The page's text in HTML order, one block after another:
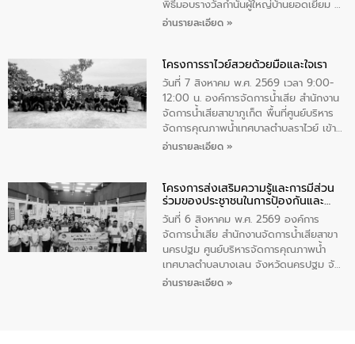
เพื่อถวายเป็นพระราชกุศล สมเด็จพระนาง
เจ้าสิริกิติ์พระบรมราชินีนาถ พระบรมราช
พิธีมอบรางวัลกำนันผู้ใหญ่บ้านยอดเยี่ยม ณ
ทำเนียบรัฐบาล โดยมีนายอนุทิน ชาญวีรกูล
ทองคำและประกาศเกียรติคุณให้แก่ กำนัน
ผู้ใหญ่บ้านยอดเยี่ยม พร้อมกล่าวชื่นชม ให้
โอวาท และมอบนโยบาย
อ่านรายละเอียด »
โครงการราไวย์สวยด้วยมือและใจเรา
วันที่ 7 สิงหาคม พ.ศ. 2569 เวลา 9:00-
12:00 น. องค์การจัดการน้ำเสีย สำนักงาน
จัดการน้ำเสียสาขาภูเก็ต พื้นที่ศูนย์บริหาร
จัดการคุณภาพน้ำเทศบาลตำบลราไวย์ เข้า
ร่วมโครงการราไวย์สวยด้วยมือและใจเรา
ประชาชน ตัวแทนจากโรงแรมต่างๆ ในเขต
เทศบาลตำบลราไวย์ ศูนย์บริหารจัดการ
คุณภาพน้ำเทศบาลตำบลราไวย์ นำโดยนาย
น้อย แก้วเศษ ผู้จัดการสำนักงานจัดการน้ำ
เสียสาขาภูเก็ต พร้อมด้วยเจ้าหน้าที่ จำนวน
5 คน ร่วมทำกิจกรรม ทำความสะอาด
ชายหาดและแหล่งท่องเที่ยว ณ บริเวณ
อ่านรายละเอียด »
โครงการส่งเสริมความรู้และการมีส่วน
ร่วมของประชาชนในการป้องกันและ
แก้ไขปัญหาน้ำเสียอย่างยั่งยืน
วันที่ 6 สิงหาคม พ.ศ. 2569 องค์การ
จัดการน้ำเสีย สำนักงานจัดการน้ำเสียสาขา
นครปฐม ศูนย์บริหารจัดการคุณภาพน้ำ
เทศบาลตำบลบางเลน จังหวัดนครปฐม จัด
กิจกรรมภายใต้โครงการส่งเสริมความรู้และ
อ่านรายละเอียด »